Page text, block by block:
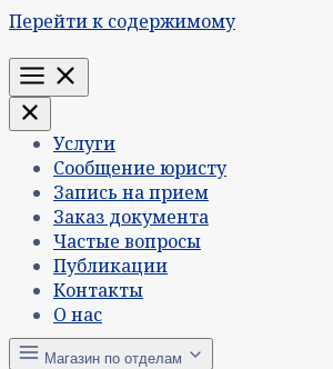
Перейти к содержимому
Меню
Услуги
Сообщение юристу
Запись на прием
Заказ документа
Частые вопросы
Публикации
Контакты
О нас
Магазин по отделам